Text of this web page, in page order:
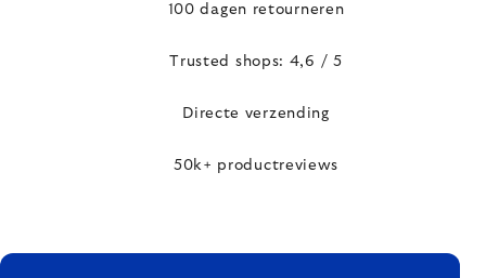
100 dagen retourneren
Trusted shops: 4,6 / 5
Directe verzending
50k+ productreviews
FOOTER